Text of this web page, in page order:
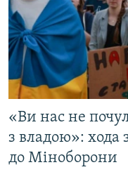
«Ви нас не
з владою»: хода
до Міноборони